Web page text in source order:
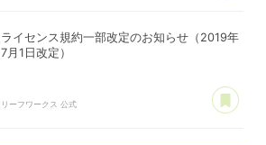
ライセンス規約一部改定のお知らせ（2019年
7月1日改定）
リーフワークス 公式